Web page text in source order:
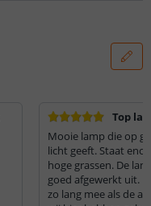
Top
Mooie lamp die op
licht geeft. Staat
hoge grassen. De
goed afgewerkt uit. Hopelijk gaat deze net
zo lang mee als de